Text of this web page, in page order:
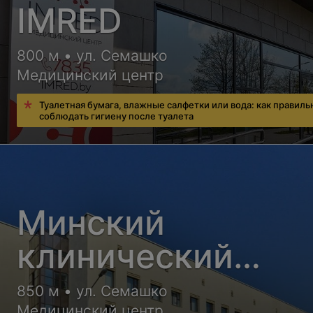
IMRED
800 м • ул. Семашко
Медицинский центр
Туалетная бумага, влажные салфетки или вода: как
соблюдать гигиену после туалета
Минский
клинический
консультативно-
850 м • ул. Семашко